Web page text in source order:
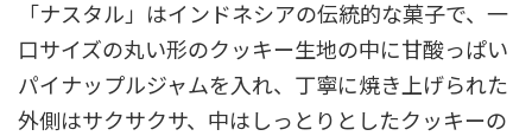
「ナスタル」はインドネシアの伝統的な菓子で、一
口サイズの丸い形のクッキー生地の中に甘酸っぱい
パイナップルジャムを入れ、丁寧に焼き上げられた
外側はサクサクサ、中はしっとりとしたクッキーの